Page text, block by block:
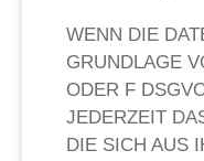
WENN DIE
GRUNDLAGE
ODER F
JEDERZEIT
DIE SICH AUS